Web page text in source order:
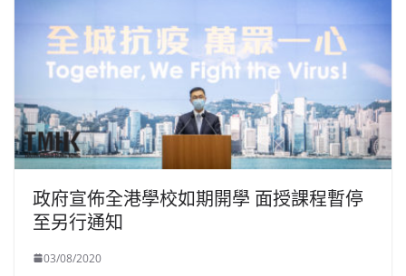
政府宣佈全港學校如期開學 面授課程暫停
至另行通知
03/08/2020